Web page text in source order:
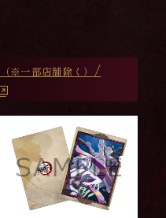
（※一部店舗除く） /